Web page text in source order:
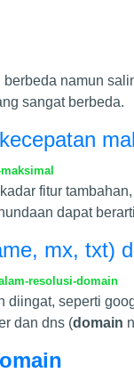
namun
sangat berbeda.
fitur
dapat
mx, txt)
resolusi-domain
diingat, seperti
dan dns (domain